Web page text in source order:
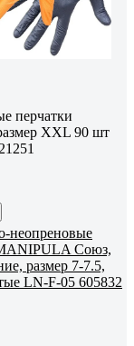
перчатки
XXL 90 шт